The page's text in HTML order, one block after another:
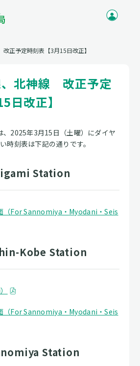
正予定時刻表【3月15日改正】
、北神線 改正予定
日改正】
、2025年3月15日（土曜）にダイヤ
時刻表は下記の通りです。
Station
（For Sannomiya・Myodani・Seis
Kobe Station
（For Sannomiya・Myodani・Seis
Station